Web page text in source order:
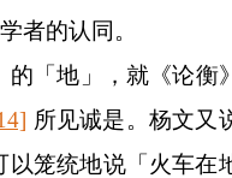
者的认同。
「地」，就《论衡
所见诚是。杨文又
笼统地说「火车在